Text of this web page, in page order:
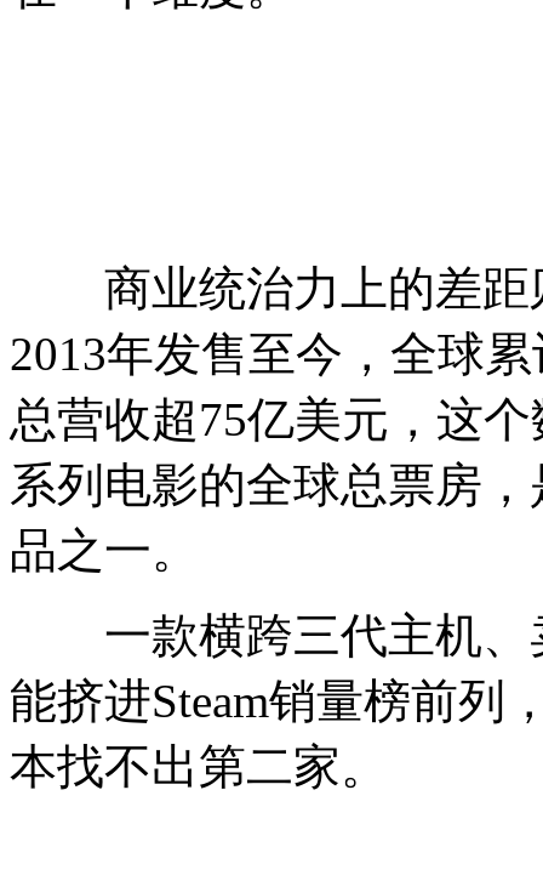
商业统治力上的差距
2013年发售至今，全球
总营收超75亿美元，这
系列电影的全球总票房
品之一。
一款横跨三代主机、
能挤进Steam销量榜前列
本找不出第二家。